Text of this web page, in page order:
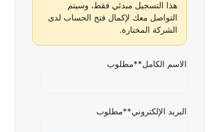
هذا التسجيل مبدئي فقط، وسيتم
التواصل معك لإكمال فتح الحساب لدى
الشركة المختارة.
الاسم الكامل**مطلوب
البريد الإلكتروني**مطلوب